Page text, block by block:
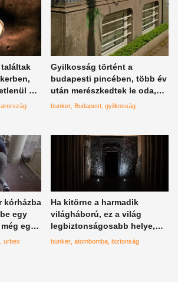
áll
Gyilkosság történt a
budapesti pincében, több év
után merészkedtek le oda,
aztán jött az igazi
bunker Budapest gyilkosság
kórházba
egy
egy
urbex
Ha kitörne a harmadik
világháború, ez a világ
legbiztonságosabb helye,
ahova menekülni tudsz
bunker atombomba biztonság